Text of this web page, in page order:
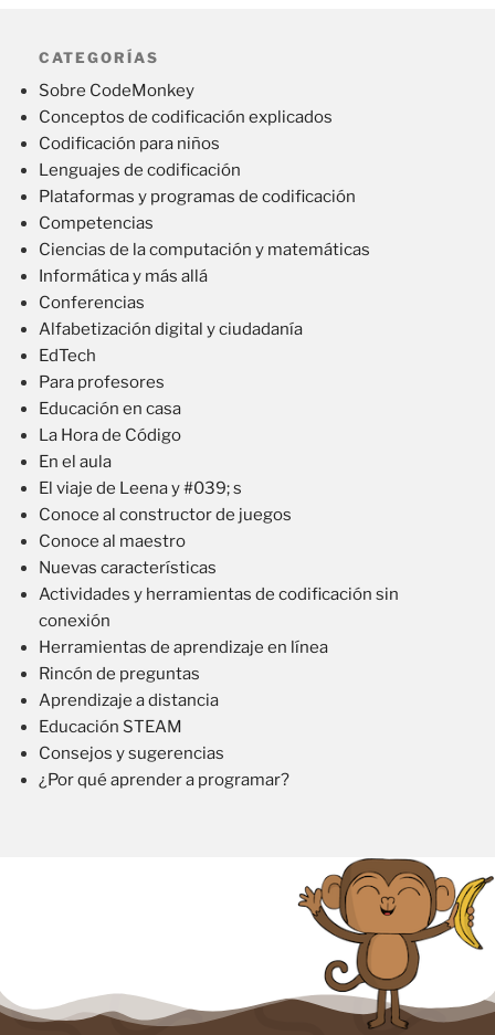
CATEGORÍAS
Sobre CodeMonkey
Conceptos de codificación explicados
Codificación para niños
Lenguajes de codificación
Plataformas y programas de codificación
Competencias
Ciencias de la computación y matemáticas
Informática y más allá
Conferencias
Alfabetización digital y ciudadanía
EdTech
Para profesores
Educación en casa
La Hora de Código
En el aula
El viaje de Leena y #039; s
Conoce al constructor de juegos
Conoce al maestro
Nuevas características
Actividades y herramientas de codificación sin
conexión
Herramientas de aprendizaje en línea
Rincón de preguntas
Aprendizaje a distancia
Educación STEAM
Consejos y sugerencias
¿Por qué aprender a programar?